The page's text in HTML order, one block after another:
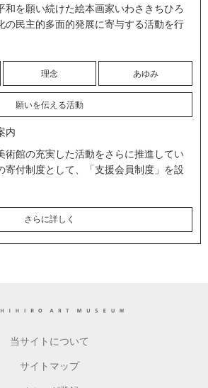
和を願い続けた絵本画家いわさきちひろ
の民主的多面的発展に寄与する活動を行
理念 あゆみ
願いを伝える活動
内
術館の充実した活動をさらに推進してい
寄付制度として、「支援会員制度」を設
さらに詳しく
当サイトについて
サイトマップ